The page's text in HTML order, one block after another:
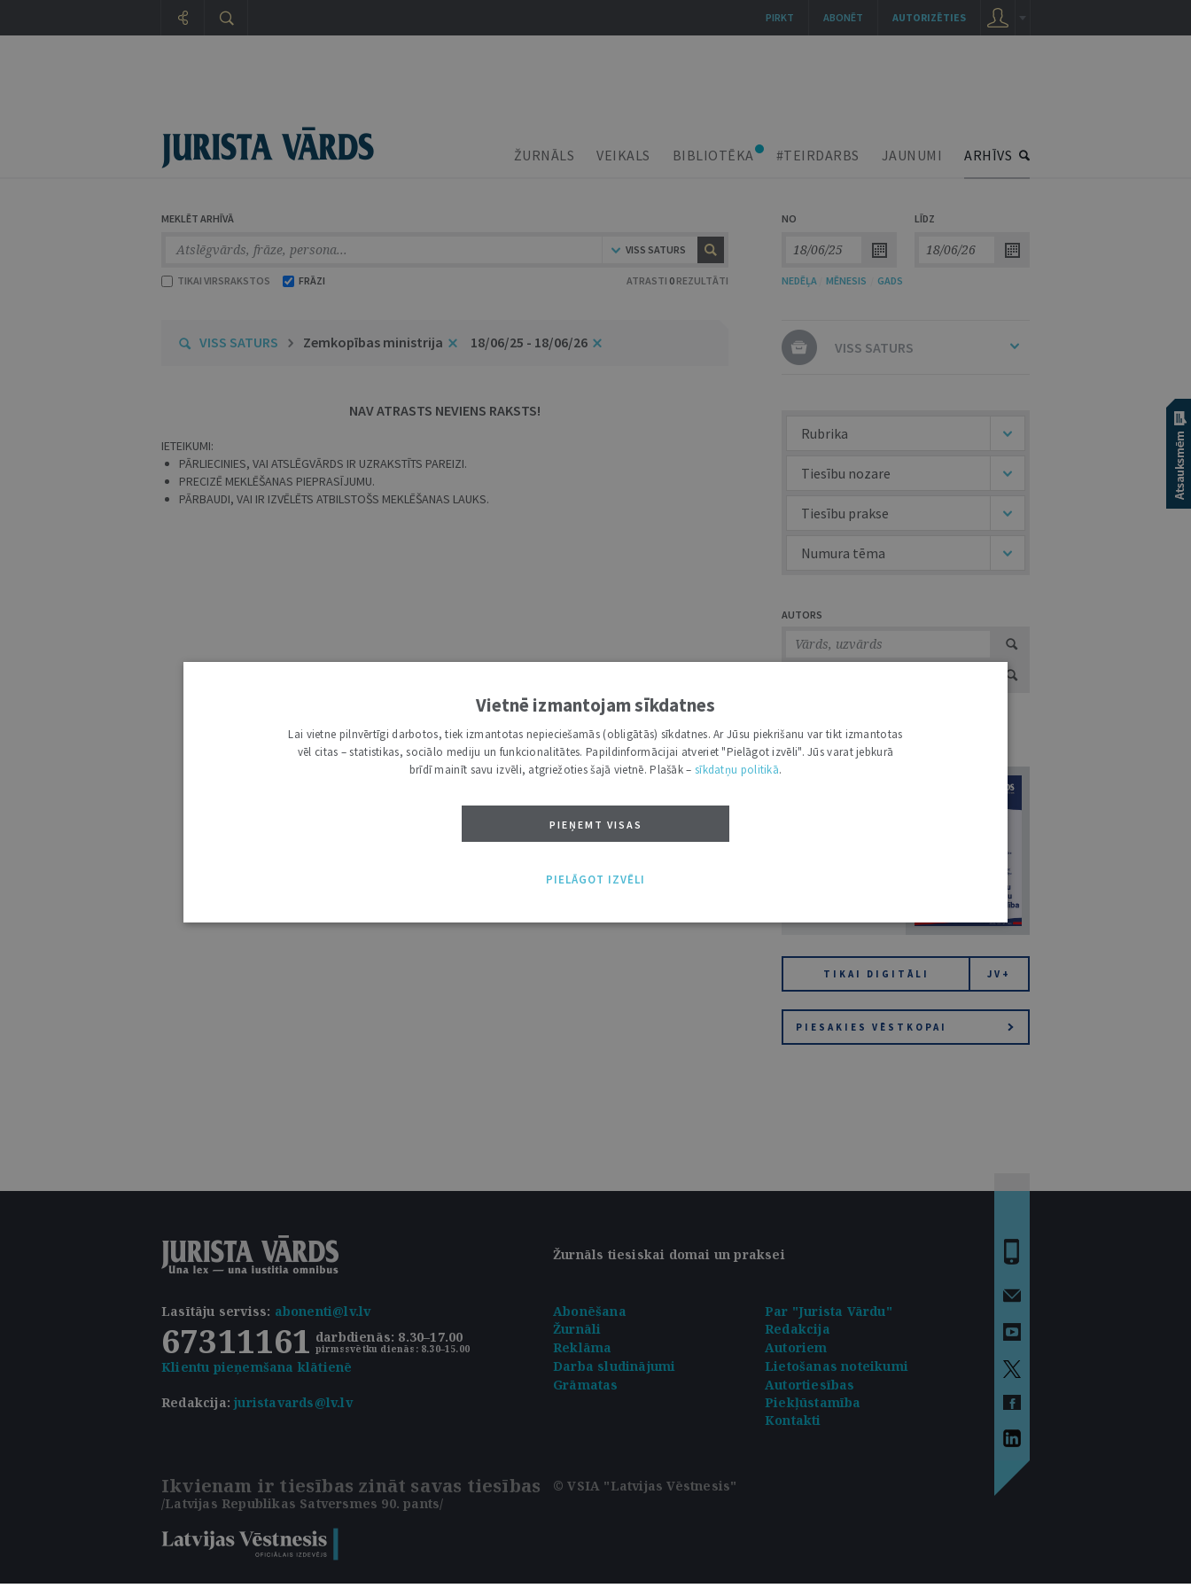
ŽURNĀLS VEIKALS BIBLIOTĒKA #TEIRDARBS JAUNUMI ARHĪVS
MEKLĒT ARHĪVĀ
VISS SATURS
TIKAI VIRSRAKSTOS FRĀZI ATRASTI 0 REZULTĀTI
NO LĪDZ
NEDĒĻA MĒNESIS GADS
VISS SATURS Zemkopības ministrija 18/06/25 - 18/06/26
NAV ATRASTS NEVIENS RAKSTS!
IETEIKUMI:
PĀRLIECINIES, VAI ATSLĒGVĀRDS IR UZRAKSTĪTS PAREIZI.
PRECIZĒ MEKLĒŠANAS PIEPRASĪJUMU.
PĀRBAUDI, VAI IR IZVĒLĒTS ATBILSTOŠS MEKLĒŠANAS LAUKS.
VISS SATURS
Rubrika
Tiesību nozare
Tiesību prakse
Numura tēma
AUTORS
ŽURNĀLU KATALOGS /
TIKAI DIGITĀLI JV+
PIESAKIES VĒSTKOPAI
Žurnāls tiesiskai domai un praksei
Lasītāju serviss: abonenti@lv.lv
67311161 darbdienās: 8.30–17.00
pirmssvētku dienās: 8.30–15.00
Klientu pieņemšana klātienē
Abonēšana
Par "Jurista Vārdu"
Žurnāli
Redakcija
Reklāma
Autoriem
Darba sludinājumi
Lietošanas noteikumi
Redakcija:juristavards@lv.lv
Grāmatas
Autortiesības
Piekļūstamība
Kontakti
Ikvienam ir tiesības zināt savas tiesības
/Latvijas Republikas Satversmes 90. pants/
© VSIA "Latvijas Vēstnesis"
AUTORIZĒTIES
ABONĒT
PIRKT
Vietnē izmantojam sīkdatnes
Lai vietne pilnvērtīgi darbotos, tiek izmantotas nepieciešamās (obligātās) sīkdatnes. Ar Jūsu piekrišanu var tikt izmantotas
vēl citas – statistikas, sociālo mediju un funkcionalitātes. Papildinformācijai atveriet "Pielāgot izvēli". Jūs varat jebkurā
brīdī mainīt savu izvēli, atgriežoties šajā vietnē. Plašāk – sīkdatņu politikā.
PIEŅEMT VISAS
PIELĀGOT IZVĒLI